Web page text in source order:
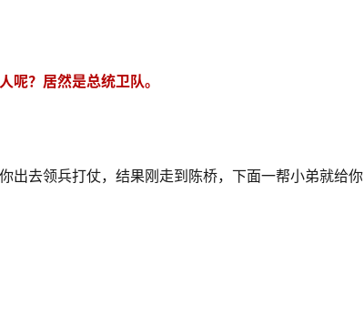
呢？居然是总统卫队。
出去领兵打仗，结果刚走到陈桥，下面一帮小弟就给你